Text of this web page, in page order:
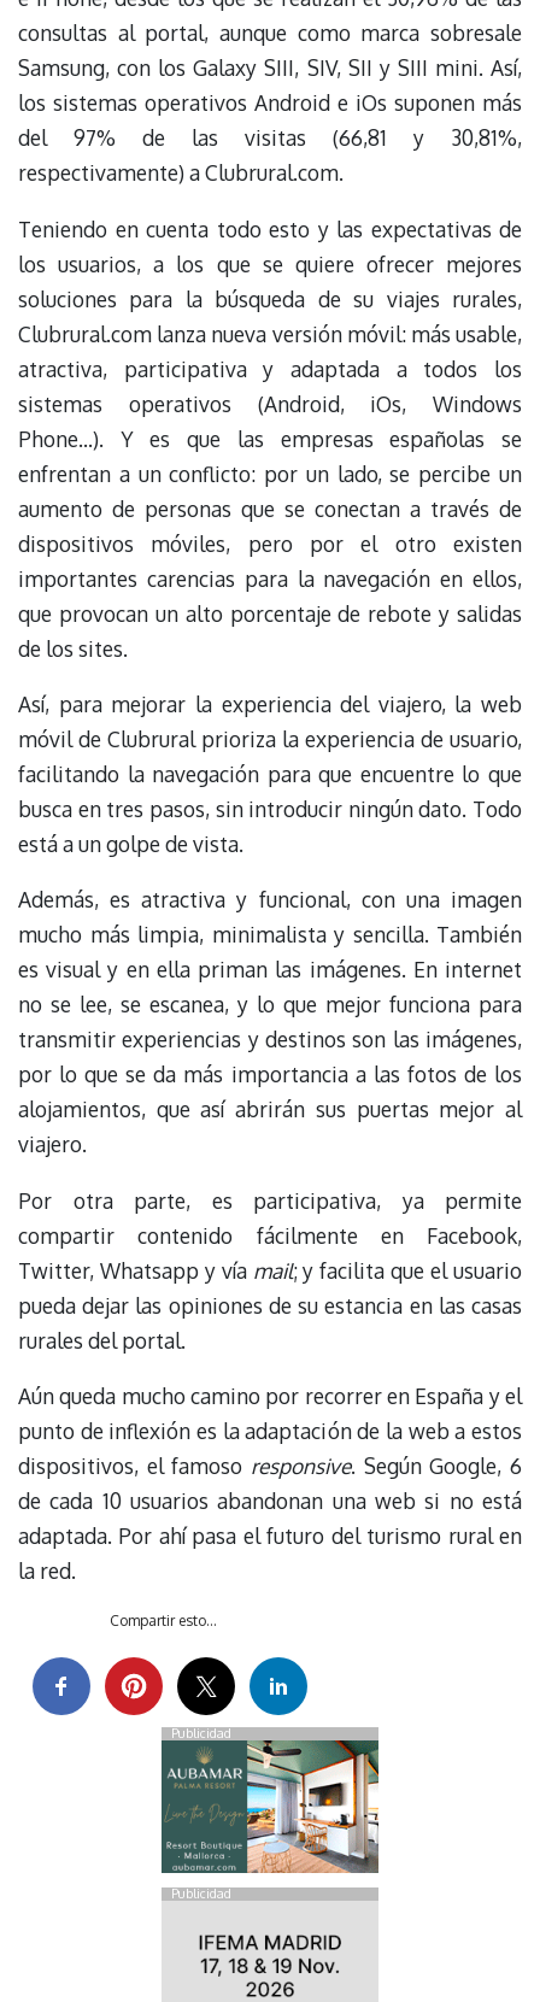
consultas al portal, aunque como marca sobresale
Samsung, con los Galaxy SIII, SIV, SII y SIII mini. Así,
los sistemas operativos Android e iOs suponen más
del 97% de las visitas (66,81 y 30,81%,
respectivamente) a Clubrural.com.
Teniendo en cuenta todo esto y las expectativas de
los usuarios, a los que se quiere ofrecer mejores
soluciones para la búsqueda de su viajes rurales,
Clubrural.com lanza nueva versión móvil: más usable,
atractiva, participativa y adaptada a todos los
sistemas operativos (Android, iOs, Windows
Phone…). Y es que las empresas españolas se
enfrentan a un conflicto: por un lado, se percibe un
aumento de personas que se conectan a través de
dispositivos móviles, pero por el otro existen
importantes carencias para la navegación en ellos,
que provocan un alto porcentaje de rebote y salidas
de los sites.
Así, para mejorar la experiencia del viajero, la web
móvil de Clubrural prioriza la experiencia de usuario,
facilitando la navegación para que encuentre lo que
busca en tres pasos, sin introducir ningún dato. Todo
está a un golpe de vista.
Además, es atractiva y funcional, con una imagen
mucho más limpia, minimalista y sencilla. También
es visual y en ella priman las imágenes. En internet
no se lee, se escanea, y lo que mejor funciona para
transmitir experiencias y destinos son las imágenes,
por lo que se da más importancia a las fotos de los
alojamientos, que así abrirán sus puertas mejor al
viajero.
Por otra parte, es participativa, ya permite
compartir contenido fácilmente en Facebook,
Twitter, Whatsapp y vía mail; y facilita que el usuario
pueda dejar las opiniones de su estancia en las casas
rurales del portal.
Aún queda mucho camino por recorrer en España y el
punto de inflexión es la adaptación de la web a estos
dispositivos, el famoso responsive. Según Google, 6
de cada 10 usuarios abandonan una web si no está
adaptada. Por ahí pasa el futuro del turismo rural en
la red.
Compartir esto...
Publicidad
Publicidad